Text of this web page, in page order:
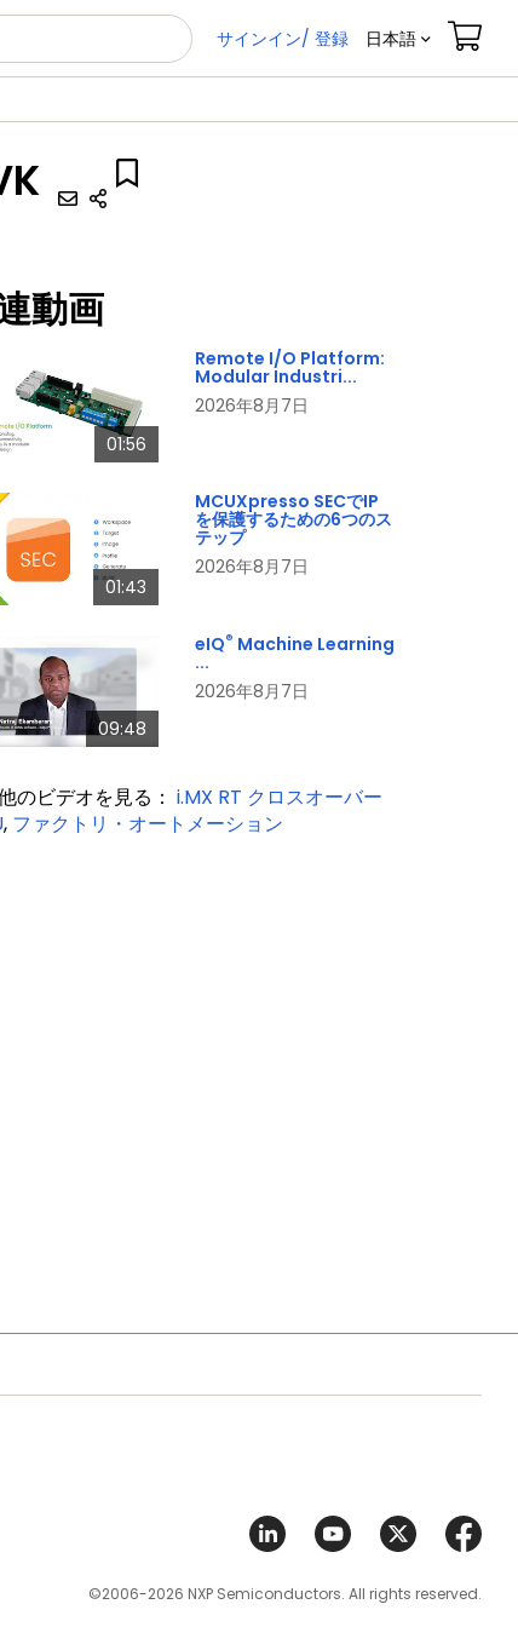
サインイン/ 登録 日本語
動画
01:56
Remote I/O Platform:
Modular Industri...
2026年8月7日
01:43
MCUXpresso SECでIP
を保護するための6つのス
テップ
2026年8月7日
09:48
eIQ® Machine Learning
...
2026年8月7日
のビデオを見る： i.MX RT クロスオーバー
, ファクトリ・オートメーション
©2006-2026 NXP Semiconductors. All rights reserved.